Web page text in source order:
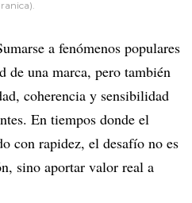
a fenómenos populares
de una marca, pero también
coherencia y sensibilidad
En tiempos donde el
con rapidez, el desafío no es
sino aportar valor real a